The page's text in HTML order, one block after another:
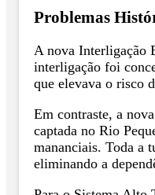
Problemas
A nova Interligação
interligação foi
que elevava o risco
Em contraste, a
captada no Rio
mananciais. Toda a
eliminando a